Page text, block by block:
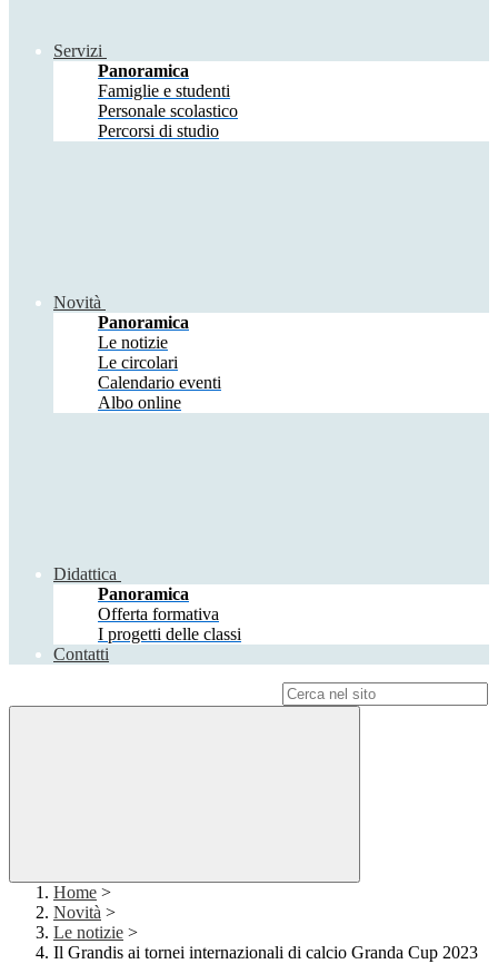
Servizi
Panoramica
Famiglie e studenti
Personale scolastico
Percorsi di studio
Novità
Panoramica
Le notizie
Le circolari
Calendario eventi
Albo online
Didattica
Panoramica
Offerta formativa
I progetti delle classi
Contatti
Home >
Novità >
Le notizie >
Il Grandis ai tornei internazionali di calcio Granda Cup 2023